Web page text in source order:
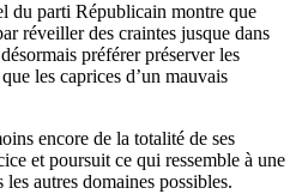
du parti Républicain montre que
réveiller des craintes jusque dans
préférer préserver les
les caprices d’un mauvais
encore de la totalité de ses
et poursuit ce qui ressemble à une
autres domaines possibles.